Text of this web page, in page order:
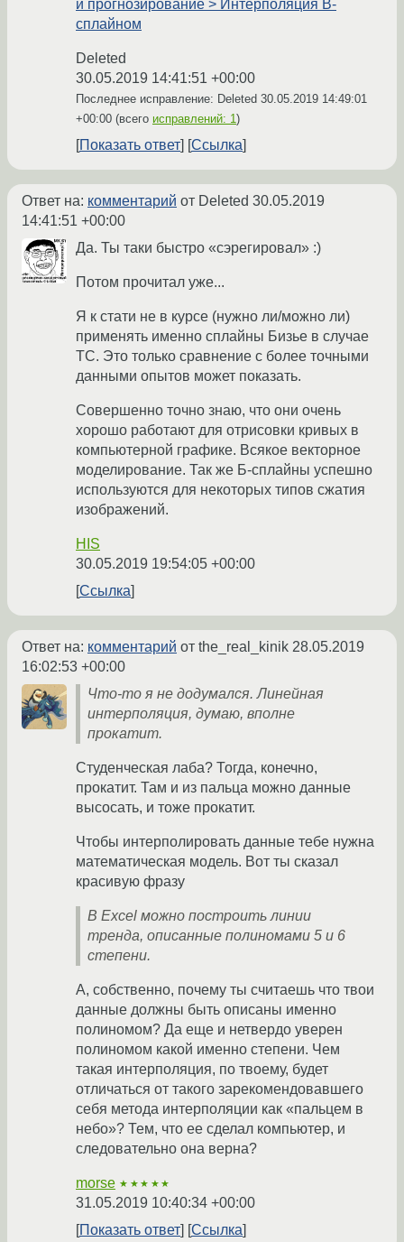
и прогнозирование > Интерполяция B-
сплайном
Deleted
30.05.2019 14:41:51 +00:00
Последнее исправление: Deleted 30.05.2019 14:49:01
+00:00 (всего исправлений: 1)
Показать ответ Ссылка
Ответ на: комментарий от Deleted 30.05.2019
14:41:51 +00:00
Да. Ты таки быстро «сэрегировал» :)
Потом прочитал уже...
Я к стати не в курсе (нужно ли/можно ли)
применять именно сплайны Бизье в случае
ТС. Это только сравнение с более точными
данными опытов может показать.
Совершенно точно знаю, что они очень
хорошо работают для отрисовки кривых в
компьютерной графике. Всякое векторное
моделирование. Так же Б-сплайны успешно
используются для некоторых типов сжатия
изображений.
HIS
30.05.2019 19:54:05 +00:00
Ссылка
Ответ на: комментарий от the_real_kinik 28.05.2019
16:02:53 +00:00
Что-то я не додумался. Линейная
интерполяция, думаю, вполне
прокатит.
Студенческая лаба? Тогда, конечно,
прокатит. Там и из пальца можно данные
высосать, и тоже прокатит.
Чтобы интерполировать данные тебе нужна
математическая модель. Вот ты сказал
красивую фразу
В Excel можно построить линии
тренда, описанные полиномами 5 и 6
степени.
А, собственно, почему ты считаешь что твои
данные должны быть описаны именно
полиномом? Да еще и нетвердо уверен
полиномом какой именно степени. Чем
такая интерполяция, по твоему, будет
отличаться от такого зарекомендовавшего
себя метода интерполяции как «пальцем в
небо»? Тем, что ее сделал компьютер, и
следовательно она верна?
morse ★★★★★
31.05.2019 10:40:34 +00:00
Показать ответ
Ссылка